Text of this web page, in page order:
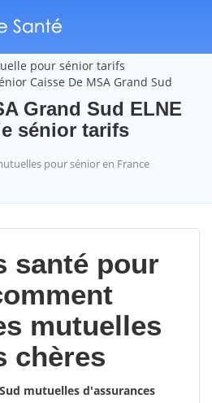
pour sénior tarifs
Caisse De MSA Grand Sud
Grand Sud ELNE
sénior tarifs
pour sénior en France
santé pour
mutuelles
chères
mutuelles d'assurances